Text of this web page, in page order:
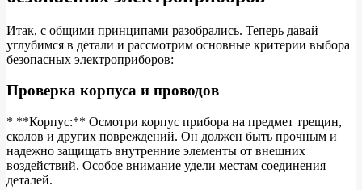
Итак, с общими принципами разобрались. Теперь давай
углубимся в детали и рассмотрим основные критерии выбора
безопасных электроприборов:
Проверка корпуса и проводов
* **Корпус:** Осмотри корпус прибора на предмет трещин,
сколов и других повреждений. Он должен быть прочным и
надежно защищать внутренние элементы от внешних
воздействий. Особое внимание удели местам соединения
деталей.